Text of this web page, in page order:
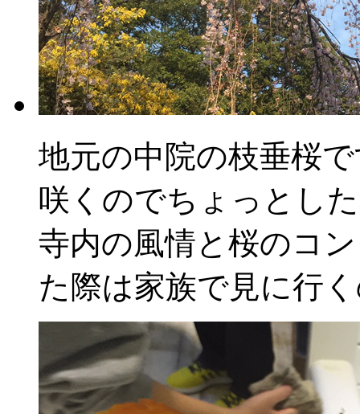
地元の中院の枝垂桜
咲くのでちょっとし
寺内の風情と桜のコ
た際は家族で見に行